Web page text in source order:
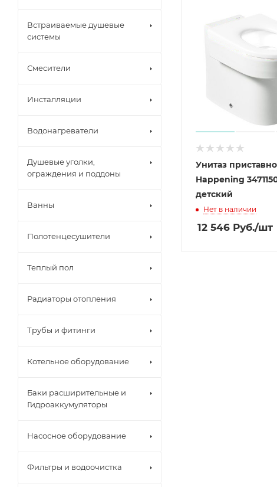
Унитаз
Happening
детский
Нет в наличии
12 546 Руб./шт
Встраиваемые душевые
системы
Смесители
Инсталляции
Водонагреватели
Душевые уголки,
ограждения и поддоны
Ванны
Полотенцесушители
Теплый пол
Радиаторы отопления
Трубы и фитинги
Котельное оборудование
Баки расширительные и
Гидроаккумуляторы
Насосное оборудование
Фильтры и водоочистка